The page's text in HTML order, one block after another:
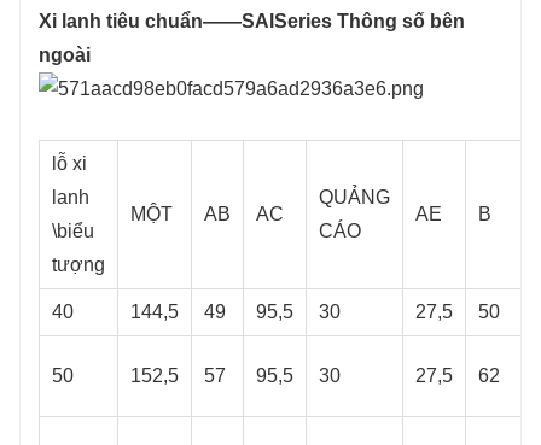
Xi lanh tiêu chuẩn——SAlSeries Thông số bên
ngoài
lỗ xi ​​
lanh
\biểu
tượng
MỘT AB AC
QUẢNG
CÁO
AE B
40 144,5 49 95,5 30 27,5 50
50 152,5 57 95,5 30 27,5 62